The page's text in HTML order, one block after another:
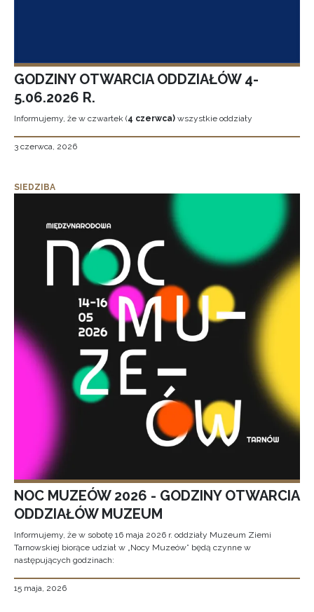
GODZINY OTWARCIA ODDZIAŁÓW 4-
5.06.2026 R.
Informujemy, że w czwartek (4 czerwca) wszystkie oddziały
3 czerwca, 2026
SIEDZIBA
NOC MUZEÓW 2026 - GODZINY OTWARCIA
ODDZIAŁÓW MUZEUM
Informujemy, że w sobotę 16 maja 2026 r. oddziały Muzeum Ziemi
Tarnowskiej biorące udział w „Nocy Muzeów” będą czynne w
następujących godzinach:
15 maja, 2026